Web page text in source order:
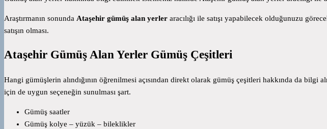
Araştırmanın sonunda Ataşehir gümüş alan yerler aracılığı ile satışı yapabilecek olduğunuzu
satışın olması.
Ataşehir Gümüş Alan Yerler Gümüş Çeşitleri
Hangi gümüşlerin alındığının öğrenilmesi açısından direkt olarak gümüş çeşitleri hakkında da
için de uygun seçeneğin sunulması şart.
Gümüş saatler
Gümüş kolye – yüzük – bileklikler